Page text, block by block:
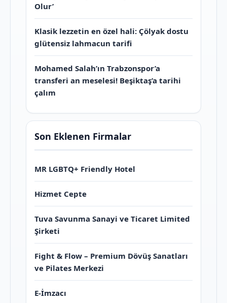
Olur’
Klasik lezzetin en özel hali: Çölyak dostu
glütensiz lahmacun tarifi
Mohamed Salah’ın Trabzonspor’a
transferi an meselesi! Beşiktaş’a tarihi
çalım
Son Eklenen Firmalar
MR LGBTQ+ Friendly Hotel
Hizmet Cepte
Tuva Savunma Sanayi ve Ticaret Limited
Şirketi
Fight & Flow – Premium Dövüş Sanatları
ve Pilates Merkezi
E-İmzacı